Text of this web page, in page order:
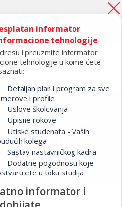
to je tek početak.PRIJAVI SE!
informator
tehnologije
i preuzmite informator
tehnologije u kome ćete
Detaljan plan i program za sve
i profile
Uslove školovanja
Upisne rokove
Utiske studenata - Vaših
kolega
Sastav nastavničkog kadra
Dodatne pogodnosti koje
u toku studija
informator i